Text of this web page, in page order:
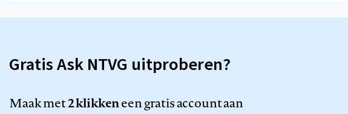
Gratis Ask NTVG uitproberen?
Maak met2 klikkeneen gratis account aan